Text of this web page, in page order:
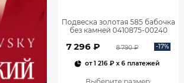
Подвеска золотая 585 бабочка
без камней 0410875-00240
7 296 ₽ 8 790 ₽ -17%
от1 216 ₽x 6 платежей